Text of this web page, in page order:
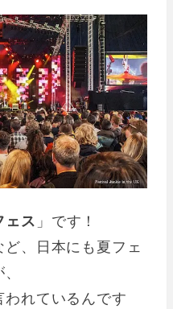
ェス 」です！
、日本にも夏フェ
れているんです